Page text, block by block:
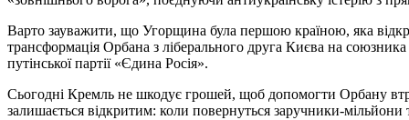
Варто зауважити, що Угорщина була першою країною, яка
трансформація Орбана з ліберального друга Києва на
путінської партії «Єдина Росія».
Сьогодні Кремль не шкодує грошей, щоб допомогти Орбану
залишається відкритим: коли повернуться заручники-